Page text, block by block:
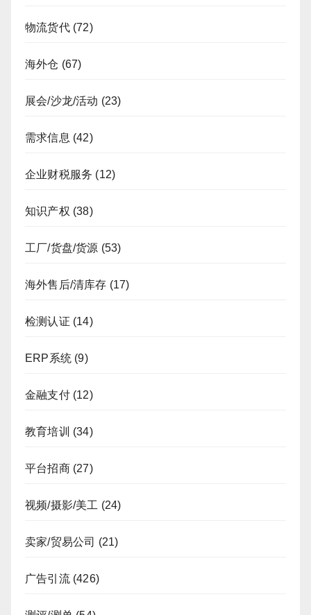
物流货代(72)
海外仓 (67)
展会/沙龙/活动 (23)
需求信息 (42)
企业财税服务 (12)
知识产权 (38)
工厂/货盘/货源 (53)
海外售后/清库存 (17)
检测认证 (14)
ERP系统 (9)
金融支付(12)
教育培训 (34)
平台招商(27)
视频/摄影/美工 (24)
卖家/贸易公司 (21)
广告引流(426)